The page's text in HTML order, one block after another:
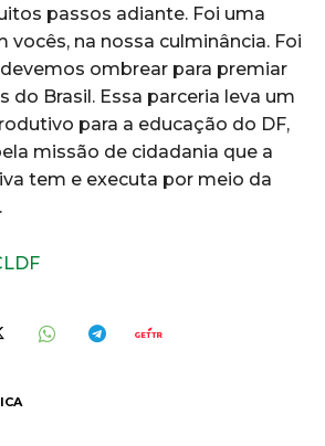
passos adiante. Foi uma
vocês, na nossa culminância. Foi
ombrear para premiar
do Brasil. Essa parceria leva um
para a educação do DF,
missão de cidadania que a
tem e executa por meio da